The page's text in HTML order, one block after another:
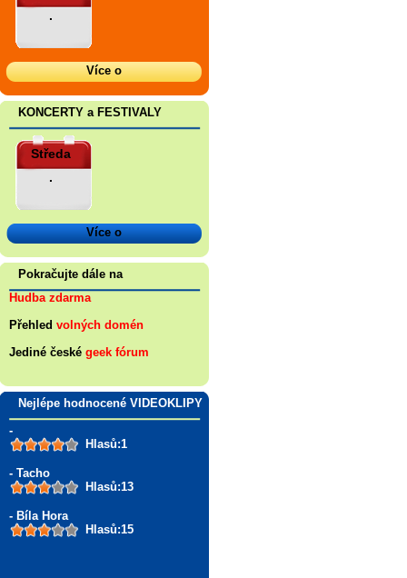
.
Více o
KONCERTY a FESTIVALY
Středa
.
Více o
Pokračujte dále na
Hudba zdarma
Přehled volných domén
Jediné české geek fórum
Nejlépe hodnocené VIDEOKLIPY
-
Hlasů:1
- Tacho
Hlasů:13
- Bíla Hora
Hlasů:15